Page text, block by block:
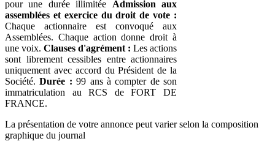
pour une durée illimitée Admission aux
assemblées et exercice du droit de vote :
Chaque actionnaire est convoqué aux
Assemblées. Chaque action donne droit à
une voix. Clauses d'agrément : Les actions
sont librement cessibles entre actionnaires
uniquement avec accord du Président de la
Société.Durée : 99 ans à compter de son
immatriculation au RCS de FORT DE
FRANCE.
La présentation de votre annonce peut varier selon la composition
graphique du journal